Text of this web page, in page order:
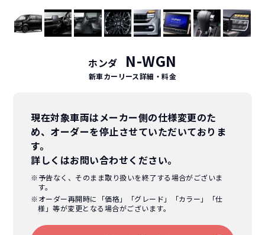
ホンダ N-WGN
新車カーリース詳細 ・料金
現在対象車両はメーカー側の仕様変更のた
め、オーダーを停止させていただいておりま
す。
詳しくはお問い合わせください。
※予告なく、そのまま取り扱いを終了する場合がございま
す。
※オーダー再開時に「価格」「グレード」「カラー」「仕
様」等が変更となる場合がございます。